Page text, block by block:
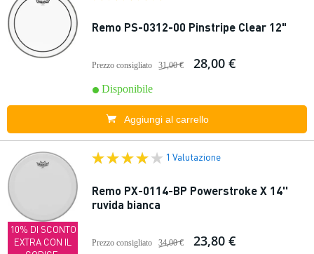
Remo PS-0312-00 Pinstripe Clear 12"
Prezzo consigliato 31,00 € 28,00 €
Disponibile
Aggiungi al carrello
10% DI SCONTO
EXTRA CON IL
1 Valutazione
Remo PX-0114-BP Powerstroke X 14''
ruvida bianca
Prezzo consigliato 34,00 € 23,80 €